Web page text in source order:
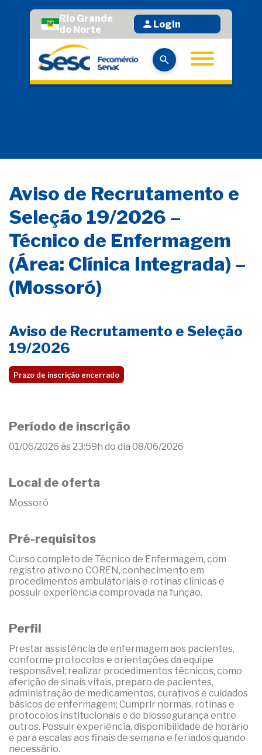
Rio Grande
do Norte
Login
Aviso de Recrutamento e
Seleção 19/2026 –
Técnico de Enfermagem
(Área: Clínica Integrada) –
(Mossoró)
Aviso de Recrutamento e Seleção
19/2026
Prazo de inscrição encerrado
Período de inscrição
01/06/2026 ás 23:59h do dia 08/06/2026
Local de oferta
Mossoró
Pré-requisitos
Curso completo de Técnico de Enfermagem, com
registro ativo no COREN, conhecimento em
procedimentos ambulatoriais e rotinas clínicas e
possuir experiência comprovada na função.
Perfil
Prestar assistência de enfermagem aos pacientes,
conforme protocolos e orientações da equipe
responsável; realizar procedimentos técnicos, como
aferição de sinais vitais, preparo de pacientes,
administração de medicamentos, curativos e cuidados
básicos de enfermagem; Cumprir normas, rotinas e
protocolos institucionais e de biossegurança entre
outros. Possuir experiência, disponibilidade de horário
e para escalas aos finais de semana e feriados quando
necessário.